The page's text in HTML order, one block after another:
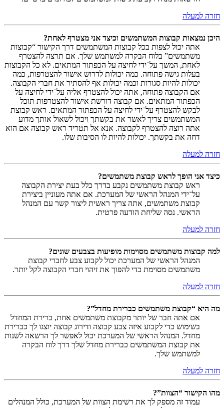
חזרה למעלה
היכן נמצאות קבוצות המשתמשים וכיצד אני מצטרף לאחת?
אתה יכול לצפות בכל קבוצות המשתמשים דרך הקישור “קבוצות
משתמשים” בלוח הבקרה למשתמש שלך. אם תרצה להצטרף
לאחת, המשך על־ידי לחיצה על הכפתור המתאים. לא כל הקבוצות
בעלות גישה פתוחה. כמה יכולות לדרוש אישור להצטרפות, כמה
יכולות להיות סגורות וכמה יכולות אף להסתיר את חברי הקבוצה.
אם הקבוצה פתוחה, אתה יכול להצטרף אליה על־ידי לחיצה על
הכפתור המתאים. אם קבוצה דורשת אישור להצטרפות תוכל
לבקש להצטרף על־ידי לחיצה על הכפתור המתאים. ראש קבוצת
המשתמשים צריך לאשר את בקשתך ויכול לשאול אותך מדוע
אתה רוצה להצטרף לקבוצה. אנא אל תטריד ראש קבוצה אם הוא
דחה את בקשתך. יכולות להיות לו הסיבות שלו.
חזרה למעלה
כיצד אני הופך לראש קבוצת משתמשים?
ראש קבוצת משתמשים נקבע בדרך כלל בעת יצירת הקבוצה
על־ידי המנהל הראשי של המערכת. אם אתה מעוניין ביצירת
קבוצת משתמשים, אתה צריך ראשית ליצור קשר עם המנהל
הראשי. נסה שליחת הודעה פרטית.
חזרה למעלה
למה קבוצות משתמשים מסוימות מופיעות בצבעים שונים?
המנהל הראשי של המערכת יכול לקבוע צבע לחברי קבוצת
משתמשים מסוימת כדי להפוך את זיהוי חברי הקבוצה לקל יותר.
חזרה למעלה
מה היא “קבוצת משתמשים כברירת מחדל”?
אם אתה חבר של יותר מקבוצת משתמשים אחת, ברירת המחדל
בשימוש כדי לקבוע איזה צבע קבוצה ודירוג קבוצה יוצגו לך כברירת
מחדל. המנהל הראשי של המערכת יכול לאפשר לך הרשאה לשנות
את קבוצת המשתמשים כברירת מחדל שלך דרך לוח הבקרה
למשתמש שלך.
חזרה למעלה
מהו הקישור “הצוות”?
עמוד זה מספק לך את רשימת הצוות של המערכת, כולל המנהלים